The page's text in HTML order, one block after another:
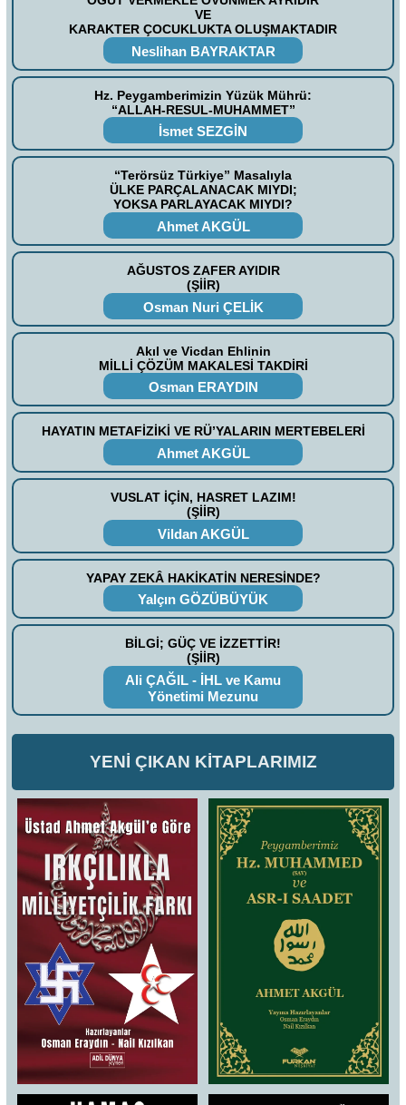
VE
KARAKTER ÇOCUKLUKTA OLUŞMAKTADIR
Neslihan BAYRAKTAR
Hz. Peygamberimizin Yüzük Mührü:
“ALLAH-RESUL-MUHAMMET”
İsmet SEZGİN
“Terörsüz Türkiye” Masalıyla
ÜLKE PARÇALANACAK MIYDI;
YOKSA PARLAYACAK MIYDI?
Ahmet AKGÜL
AĞUSTOS ZAFER AYIDIR
(ŞİİR)
Osman Nuri ÇELİK
Akıl ve Vicdan Ehlinin
MİLLİ ÇÖZÜM MAKALESİ TAKDİRİ
Osman ERAYDIN
HAYATIN METAFİZİKİ VE RÜ’YALARIN MERTEBELERİ
Ahmet AKGÜL
VUSLAT İÇİN, HASRET LAZIM!
(ŞİİR)
Vildan AKGÜL
YAPAY ZEKÂ HAKİKATİN NERESİNDE?
Yalçın GÖZÜBÜYÜK
BİLGİ; GÜÇ VE İZZETTİR!
(ŞİİR)
Ali ÇAĞIL - İHL ve Kamu
Yönetimi Mezunu
YENİ ÇIKAN KİTAPLARIMIZ